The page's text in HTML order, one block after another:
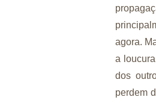
agora.
a
dos
perdem